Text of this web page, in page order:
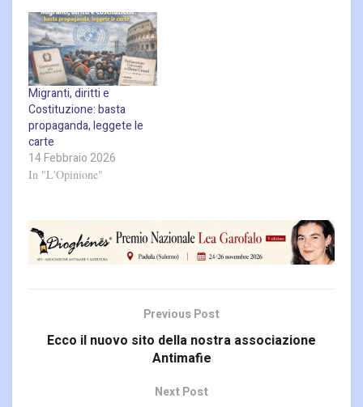
Migranti, diritti e
Costituzione: basta
propaganda, leggete le
carte
14 Febbraio 2026
In "L'Opinione"
Previous Post
Ecco il nuovo sito della nostra associazione
Antimafie
Next Post